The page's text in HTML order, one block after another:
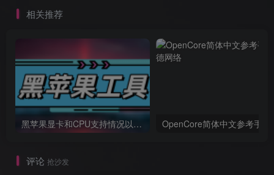
相关推荐
黑苹果显卡和CPU支持情况以及购买硬件防踩坑指南 OpenCore简体中文参考手册
评论 抢沙发